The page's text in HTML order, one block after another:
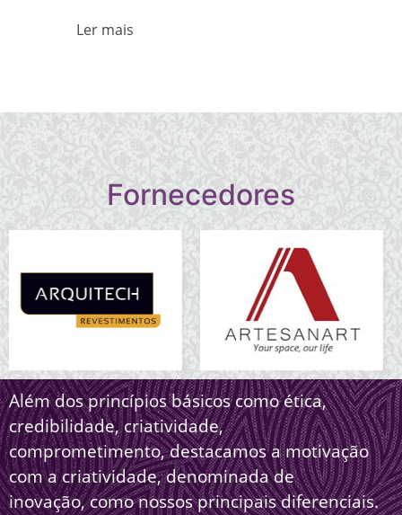
Ler mais
Fornecedores
Além dos princípios básicos como ética,
credibilidade, criatividade,
comprometimento, destacamos a motivação
com a criatividade, denominada de
inovação, como nossos principais diferenciais.